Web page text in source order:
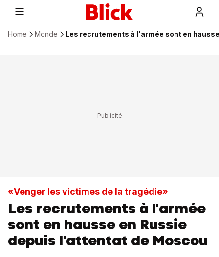
Home Monde Les recrutements à l'armée sont en
«Venger les victimes de la tragédie»
Les recrutements à l'armée
sont en hausse en Russie
depuis l'attentat de Moscou